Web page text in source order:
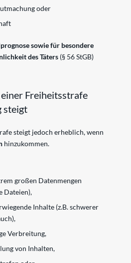
oder
sowie für besondere
des Täters (§ 56 StGB)
Freiheitsstrafe
steigt
steigt jedoch erheblich, wenn
hinzukommen.
großen Datenmengen
Dateien),
Inhalte (z.B. schwerer
Verbreitung,
von Inhalten,